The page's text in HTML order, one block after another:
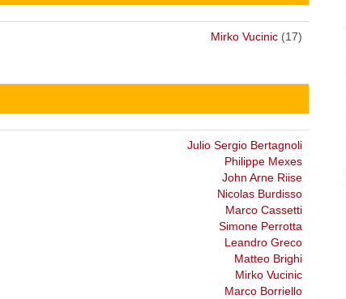
Mirko Vucinic (17)
Julio Sergio Bertagnoli
Philippe Mexes
John Arne Riise
Nicolas Burdisso
Marco Cassetti
Simone Perrotta
Leandro Greco
Matteo Brighi
Mirko Vucinic
Marco Borriello